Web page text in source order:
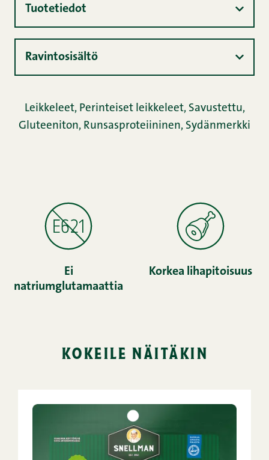
Tuotetiedot
Ravintosisältö
Leikkeleet, Perinteiset leikkeleet, Savustettu,
Gluteeniton, Runsasproteiininen, Sydänmerkki
Ei
natriumglutamaattia
Korkea lihapitoisuus
kokeile näitäkin